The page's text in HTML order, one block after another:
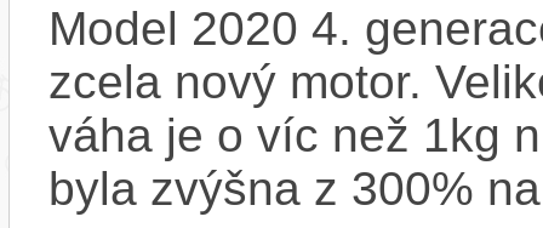
Model 2020 4.
zcela nový motor.
váha je o víc než 1kg
byla zvýšna z 300%